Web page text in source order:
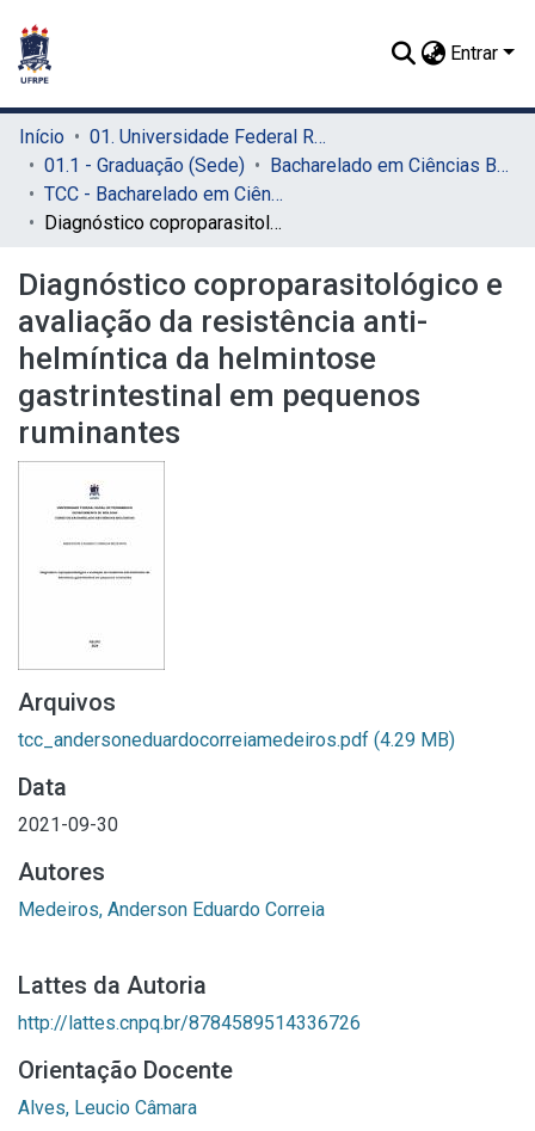
Entrar
Início
01. Universidade Federal Rural de Pernambuco - UFRPE (Sede)
01.1 - Graduação (Sede)
Bacharelado em Ciências Biológicas (Sede)
TCC - Bacharelado em Ciências Biológicas (Sede)
Diagnóstico coproparasitológico e avaliação da resistência anti-helmíntica da helmintose gastrintestinal em pequenos ruminantes
Diagnóstico coproparasitológico e
avaliação da resistência anti-
helmíntica da helmintose
gastrintestinal em pequenos
ruminantes
Arquivos
tcc_andersoneduardocorreiamedeiros.pdf (4.29 MB)
Data
2021-09-30
Autores
Medeiros, Anderson Eduardo Correia
Lattes da Autoria
http://lattes.cnpq.br/8784589514336726
Orientação Docente
Alves, Leucio Câmara